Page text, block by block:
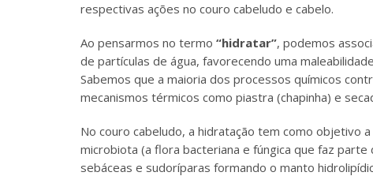
respectivas ações no couro cabeludo e cabelo.
Ao pensarmos no termo “hidratar”, podemos
de partículas de água, favorecendo uma
Sabemos que a maioria dos processos químicos
mecanismos térmicos como piastra (chapinha) e
No couro cabeludo, a hidratação tem como objetivo
microbiota (a flora bacteriana e fúngica que faz
sebáceas e sudoríparas formando o manto